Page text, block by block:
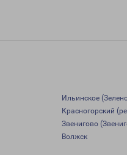
Ильинское
Красногорский
Звенигово
Волжск